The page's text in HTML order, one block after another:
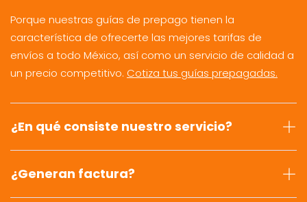
Porque nuestras guías de prepago tienen la
característica de ofrecerte las mejores tarifas de
envíos a todo México, así como un servicio de calidad a
un precio competitivo. Cotiza tus guías prepagadas.
¿En qué consiste nuestro servicio?
¿Generan factura?